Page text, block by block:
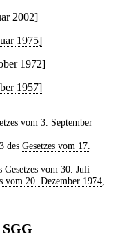
2002]
1975]
1972]
1957]
vom 3. September
des Gesetzes vom 17.
Gesetzes vom 30. Juli
vom 20. Dezember 1974